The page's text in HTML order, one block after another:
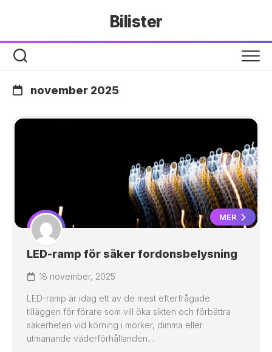
Bilister
november 2025
MER
LED-ramp för säker fordonsbelysning
18 november, 2025
LED-ramp är idag ett av de mest efterfrågade
tilläggen för förare som vill öka sikten och förbättra
säkerheten vid körning i mörker, dimma eller
utmanande väderförhållanden....